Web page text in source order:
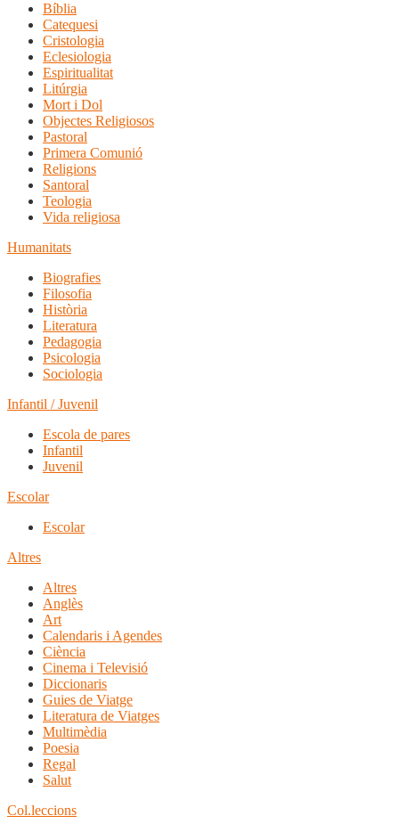
Bíblia
Catequesi
Cristologia
Eclesiologia
Espiritualitat
Litúrgia
Mort i Dol
Objectes Religiosos
Pastoral
Primera Comunió
Religions
Santoral
Teologia
Vida religiosa
Humanitats
Biografies
Filosofia
Història
Literatura
Pedagogia
Psicologia
Sociologia
Infantil / Juvenil
Escola de pares
Infantil
Juvenil
Escolar
Escolar
Altres
Altres
Anglès
Art
Calendaris i Agendes
Ciència
Cinema i Televisió
Diccionaris
Guies de Viatge
Literatura de Viatges
Multimèdia
Poesia
Regal
Salut
Col.leccions